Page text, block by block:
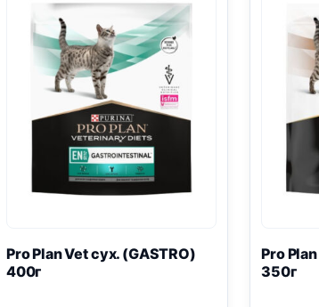
Pro PlanVet сух. (GASTRO)
400г
Pro Plan
350г